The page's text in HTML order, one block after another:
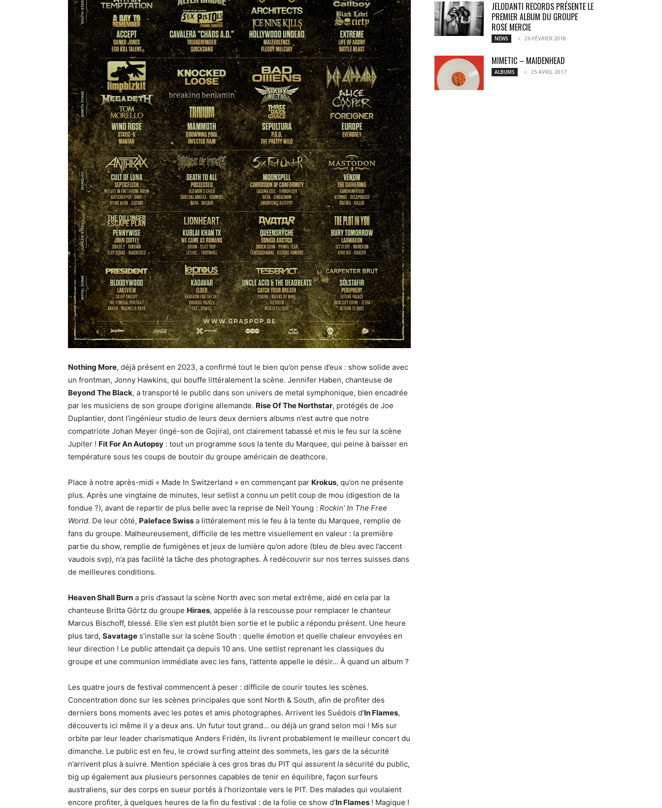
Nothing More, déjà présent en 2023, a confirmé tout le bien qu’on pense d’eux : show solide avec
un frontman, Jonny Hawkins, qui bouffe littéralement la scène. Jennifer Haben, chanteuse de
Beyond The Black, a transporté le public dans son univers de metal symphonique, bien encadrée
par les musiciens de son groupe d’origine allemande. Rise Of The Northstar, protégés de Joe
Duplantier, dont l’ingénieur studio de leurs deux derniers albums n’est autre que notre
compatriote Johan Meyer (ingé-son de Gojira), ont clairement tabassé et mis le feu sur la scène
Jupiter ! Fit For An Autopsy : tout un programme sous la tente du Marquee, qui peine à baisser en
température sous les coups de boutoir du groupe américain de deathcore.
Place à notre après-midi « Made In Switzerland » en commençant par Krokus, qu’on ne présente
plus. Après une vingtaine de minutes, leur setlist a connu un petit coup de mou (digestion de la
fondue ?), avant de repartir de plus belle avec la reprise de Neil Young : Rockin’ In The Free
World. De leur côté, Paleface Swiss a littéralement mis le feu à la tente du Marquee, remplie de
fans du groupe. Malheureusement, difficile de les mettre visuellement en valeur : la première
partie du show, remplie de fumigènes et jeux de lumière qu’on adore (bleu de bleu avec l’accent
vaudois svp), n’a pas facilité la tâche des photographes. À redécouvrir sur nos terres suisses dans
de meilleures conditions.
Heaven Shall Burn a pris d’assaut la scène North avec son metal extrême, aidé en cela par la
chanteuse Britta Görtz du groupe Hiraes, appelée à la rescousse pour remplacer le chanteur
Marcus Bischoff, blessé. Elle s’en est plutôt bien sortie et le public a répondu présent. Une heure
plus tard, Savatage s’installe sur la scène South : quelle émotion et quelle chaleur envoyées en
leur direction ! Le public attendait ça depuis 10 ans. Une setlist reprenant les classiques du
groupe et une communion immédiate avec les fans, l’attente appelle le désir… À quand un album ?
Les quatre jours de festival commencent à peser : difficile de courir toutes les scènes.
Concentration donc sur les scènes principales que sont North & South, afin de profiter des
derniers bons moments avec les potes et amis photographes. Arrivent les Suédois d’In Flames,
découverts ici même il y a deux ans. Un futur tout grand… ou déjà un grand selon moi ! Mis sur
orbite par leur leader charismatique Anders Fridén, ils livrent probablement le meilleur concert du
dimanche. Le public est en feu, le crowd surfing atteint des sommets, les gars de la sécurité
n’arrivent plus à suivre. Mention spéciale à ces gros bras du PIT qui assurent la sécurité du public,
big up également aux plusieurs personnes capables de tenir en équilibre, façon surfeurs
australiens, sur des corps en sueur portés à l’horizontale vers le PIT. Des malades qui voulaient
encore profiter, à quelques heures de la fin du festival : de la folie ce show d’In Flames ! Magique !
JELODANTI RECORDS PRÉSENTE LE
PREMIER ALBUM DU GROUPE
ROSE MERCIE
NEWS 26 FÉVRIER 2018
MIMETIC – MAIDENHEAD
ALBUMS 25 AVRIL 2017